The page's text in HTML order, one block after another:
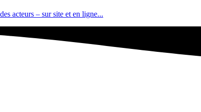
acteurs – sur site et en ligne...